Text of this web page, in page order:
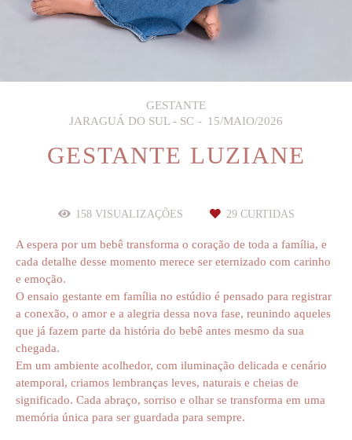
GESTANTE
JARAGUÁ DO SUL - SC
15/MAIO/2026
GESTANTE LUZIANE
158VISUALIZAÇÕES 29CURTIDAS
A espera por um bebê transforma o coração de toda a família, e
cada detalhe desse momento merece ser eternizado com carinho
e emoção.
O ensaio gestante em família no estúdio é pensado para registrar
a conexão, o amor e a alegria dessa nova fase, reunindo aqueles
que já fazem parte da história do bebê antes mesmo da sua
chegada.
Em um ambiente acolhedor, com iluminação delicada e cenário
atemporal, criamos lembranças leves, naturais e cheias de
significado. Cada abraço, sorriso e olhar se transforma em uma
memória única para ser guardada para sempre.